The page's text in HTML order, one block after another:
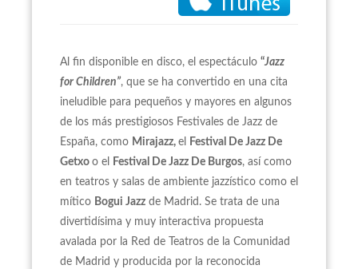
Al fin disponible en disco, el espectáculo “Jazz
for Children”, que se ha convertido en una cita
ineludible para pequeños y mayores en algunos
de los más prestigiosos Festivales de Jazz de
España, como Mirajazz, el
Festival De Jazz De
Getxo o el Festival De Jazz De Burgos, así como
en teatros y salas de ambiente jazzístico como el
mítico Bogui Jazz de Madrid. Se trata de una
divertidísima y muy interactiva propuesta
avalada por la Red de Teatros de la Comunidad
de Madrid y producida por la reconocida